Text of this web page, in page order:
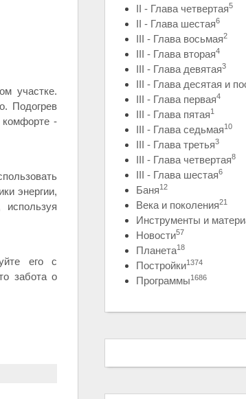
участке.
Подогрев
комфорте -
энергии,
используя
его с
забота о
II - Глава четвертая5
II - Глава шестая6
III - Глава восьмая2
III - Глава вторая4
III - Глава девятая3
III - Глава десятая и
III - Глава первая4
III - Глава пятая1
III - Глава седьмая10
III - Глава третья3
III - Глава четвертая8
III - Глава шестая6
Баня12
Века и поколения21
Инструменты и
Новости57
Планета18
Постройки1374
Программы1686